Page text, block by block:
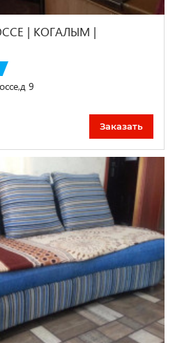
| КОГАЛЫМ |
9
Заказать